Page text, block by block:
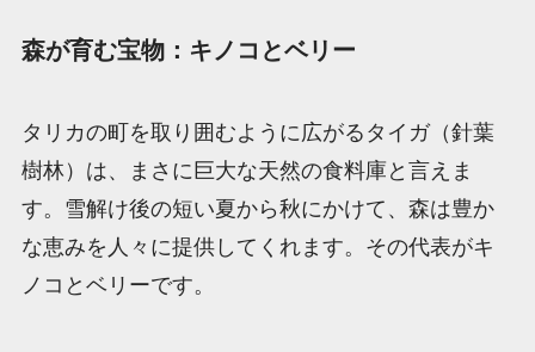
森が育む宝物：キノコとベリー
タリカの町を取り囲むように広がるタイガ（針葉
樹林）は、まさに巨大な天然の食料庫と言えま
す。雪解け後の短い夏から秋にかけて、森は豊か
な恵みを人々に提供してくれます。その代表がキ
ノコとベリーです。